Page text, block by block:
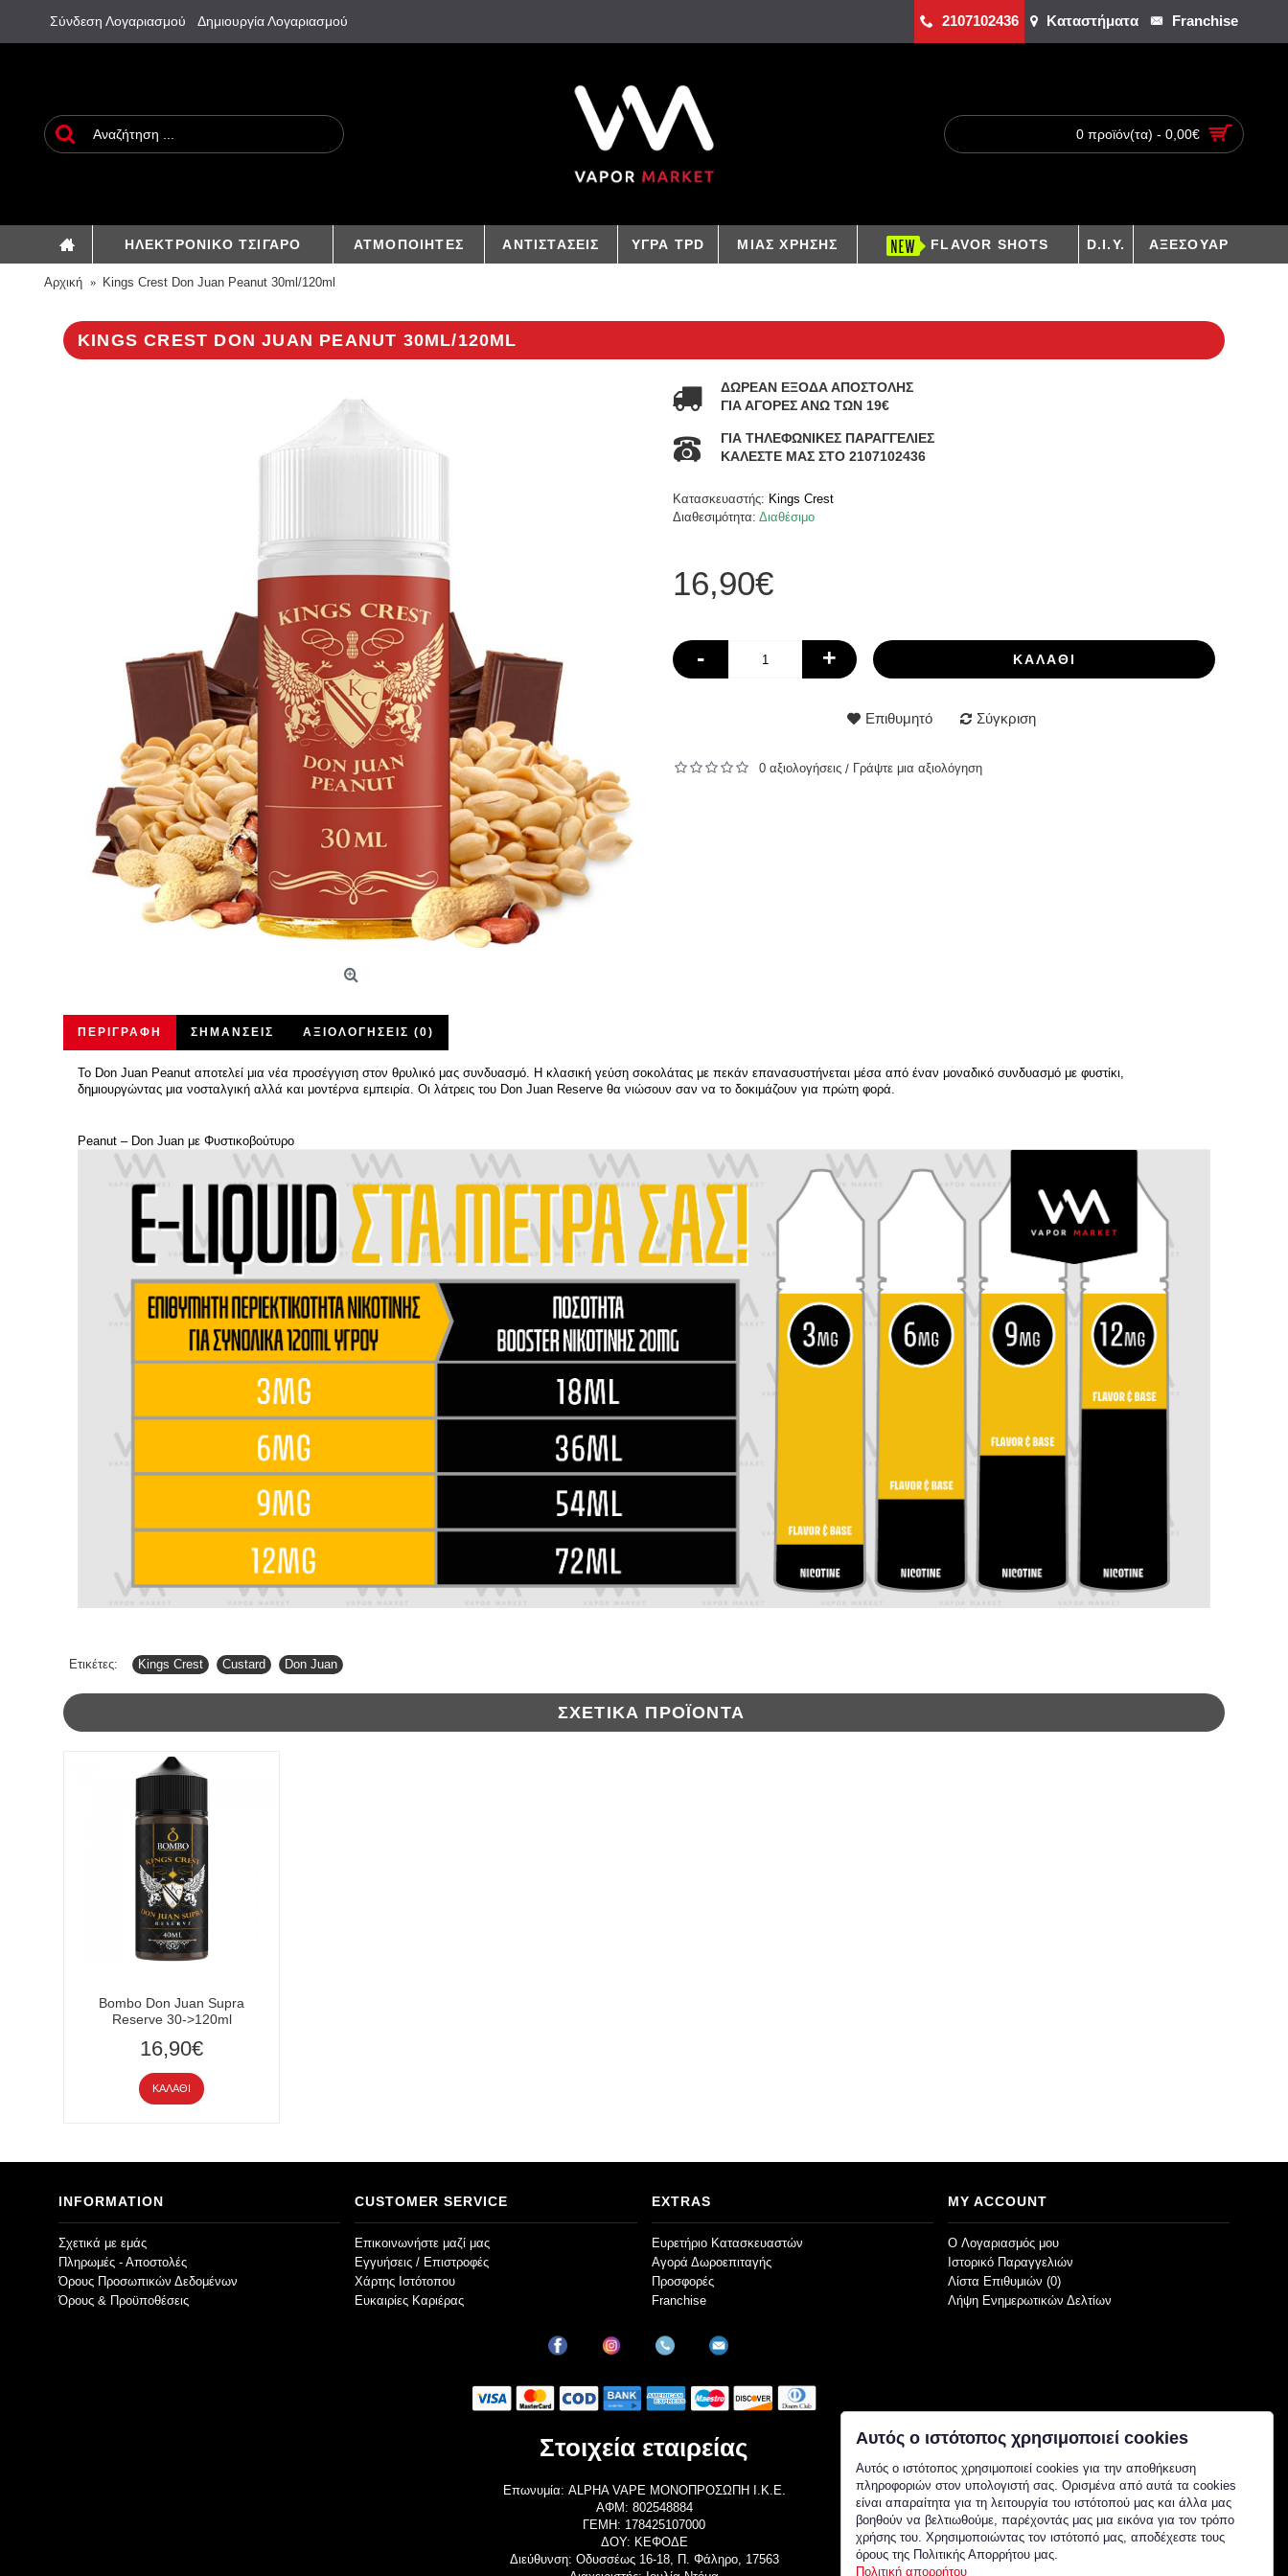
Σύνδεση Λογαριασμού Δημιουργία Λογαριασμού 2107102436 Καταστήματα Franchise
0 προϊόν(τα) - 0,00€
ΗΛΕΚΤΡΟΝΙΚΟ ΤΣΙΓΑΡΟ ΑΤΜΟΠΟΙΗΤΕΣ ΑΝΤΙΣΤΑΣΕΙΣ ΥΓΡΑ TPD ΜΙΑΣ ΧΡΗΣΗΣ FLAVOR SHOTS D.I.Y. ΑΞΕΣΟΥΑΡ
Αρχική Kings Crest Don Juan Peanut 30ml/120ml
KINGS CREST DON JUAN PEANUT 30ML/120ML
ΔΩΡΕΑΝ ΕΞΟΔΑ ΑΠΟΣΤΟΛΗΣ
ΓΙΑ ΑΓΟΡΕΣ ΑΝΩ ΤΩΝ 19€
ΓΙΑ ΤΗΛΕΦΩΝΙΚΕΣ ΠΑΡΑΓΓΕΛΙΕΣ
ΚΑΛΕΣΤΕ ΜΑΣ ΣΤΟ 2107102436
Κατασκευαστής: Kings Crest
Διαθεσιμότητα: Διαθέσιμο
16,90€
- + ΚΑΛΆΘΙ
Επιθυμητό Σύγκριση
0 αξιολογήσεις / Γράψτε μια αξιολόγηση
ΠΕΡΙΓΡΑΦΉ ΣΗΜΆΝΣΕΙΣ ΑΞΙΟΛΟΓΉΣΕΙΣ (0)
Το Don Juan Peanut αποτελεί μια νέα προσέγγιση στον θρυλικό μας συνδυασμό. Η κλασική γεύση σοκολάτας με πεκάν επανασυστήνεται μέσα από έναν μοναδικό συνδυασμό με φυστίκι,
δημιουργώντας μια νοσταλγική αλλά και μοντέρνα εμπειρία. Οι λάτρεις του Don Juan Reserve θα νιώσουν σαν να το δοκιμάζουν για πρώτη φορά.
Peanut – Don Juan με Φυστικοβούτυρο
Ετικέτες: Kings Crest Custard Don Juan
ΣΧΕΤΙΚΆ ΠΡΟΪΌΝΤΑ
Bombo Don Juan Supra
Reserve 30->120ml
16,90€
ΚΑΛΆΘΙ
INFORMATION
Σχετικά με εμάς
Πληρωμές - Αποστολές
Όρους Προσωπικών Δεδομένων
Όρους & Προϋποθέσεις
CUSTOMER SERVICE
Επικοινωνήστε μαζί μας
Εγγυήσεις / Επιστροφές
Χάρτης Ιστότοπου
Ευκαιρίες Καριέρας
EXTRAS
Ευρετήριο Κατασκευαστών
Αγορά Δωροεπιταγής
Προσφορές
Franchise
MY ACCOUNT
O Λογαριασμός μου
Ιστορικό Παραγγελιών
Λίστα Επιθυμιών (0)
Λήψη Ενημερωτικών Δελτίων
Στοιχεία εταιρείας
Επωνυμία: ALPHA VAPE ΜΟΝΟΠΡΟΣΩΠΗ Ι.Κ.Ε.
ΑΦΜ: 802548884
ΓΕΜΗ: 178425107000
ΔΟΥ: ΚΕΦΟΔΕ
Διεύθυνση: Οδυσσέως 16-18, Π. Φάληρο, 17563
Αυτός ο ιστότοπος χρησιμοποιεί cookies
Αυτός ο ιστότοπος χρησιμοποιεί cookies για την αποθήκευση
πληροφοριών στον υπολογιστή σας. Ορισμένα από αυτά τα cookies
είναι απαραίτητα για τη λειτουργία του ιστότοπού μας και άλλα μας
βοηθούν να βελτιωθούμε, παρέχοντάς μας μια εικόνα για τον τρόπο
χρήσης του. Χρησιμοποιώντας τον ιστότοπό μας, αποδέχεστε τους
όρους της Πολιτικής Απορρήτου μας.
Πολιτική απορρήτου